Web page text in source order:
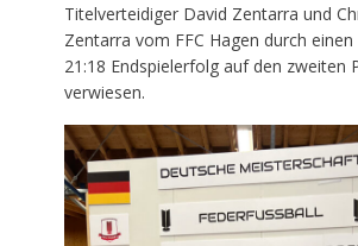
Titelverteidiger David Zentarra und
Zentarra vom FFC Hagen durch einen
21:18 Endspielerfolg auf den zweiten
verwiesen.